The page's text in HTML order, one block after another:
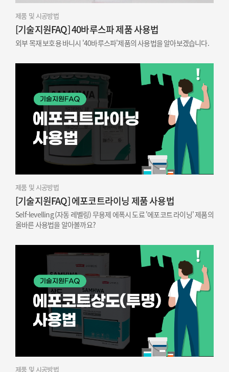
제품 및 시공방법
[기술지원FAQ] 40바루스파 제품 사용법
외부 목재 보호용 바니시 '40바루스파'제품의 사용법을 알아보겠습니다.
제품 및 시공방법
[기술지원FAQ] 에포코트라이닝 제품 사용법
Self-levelling (자동 레벨링) 무용제 에폭시 도료 '에포코트 라이닝' 제품의
올바른 사용법을 알아볼까요?
제품 및 시공방법